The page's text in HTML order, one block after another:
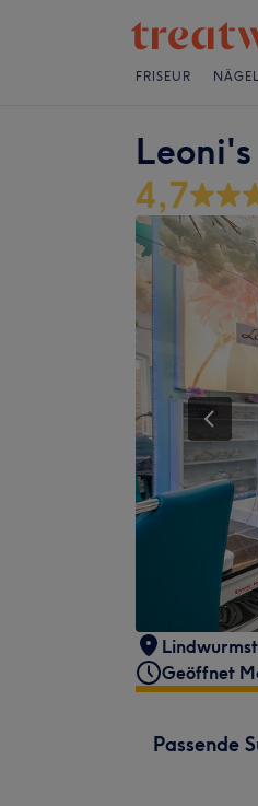
FRISEUR NÄGEL
4,7
Geöffnet
Passende